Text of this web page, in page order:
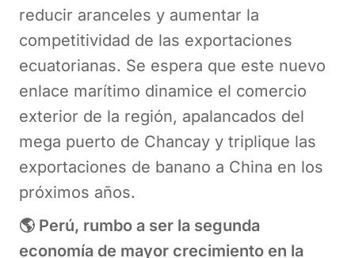
reducir aranceles y aumentar la
competitividad de las exportaciones
ecuatorianas. Se espera que este nuevo
enlace marítimo dinamice el comercio
exterior de la región, apalancados del
mega puerto de Chancay y triplique las
exportaciones de banano a China en los
próximos años.
🌎 Perú, rumbo a ser la segunda
economía de mayor crecimiento en la